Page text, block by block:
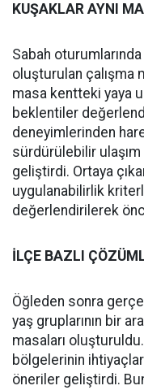
KUŞAKLAR AYNI
Sabah oturumlarında
oluşturulan çalışma
masa kentteki yaya
beklentiler
deneyimlerinden
sürdürülebilir
geliştirdi. Ortaya
uygulanabilirlik
değerlendirilerek
İLÇE BAZLI
Öğleden sonra
yaş gruplarının bir
masaları oluşturuldu.
bölgelerinin
öneriler geliştirdi.